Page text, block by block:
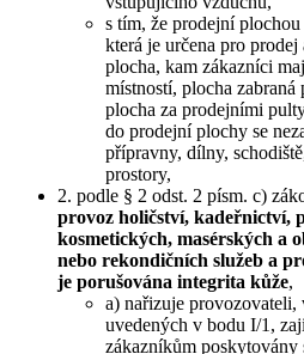
s tím, že prodejní
která je určena pro
plocha, kam zákazníci
místností, plocha
plocha za prodejními
do prodejní plochy se
přípravny, dílny,
prostory,
2. podle § 2 odst. 2 písm. c)
provoz holičství, kadeřnictví,
kosmetických, masérských a
nebo rekondičních služeb a
je porušována integrita kůže,
a) nařizuje
uvedených v bodu I/1,
zákazníkům poskytovány